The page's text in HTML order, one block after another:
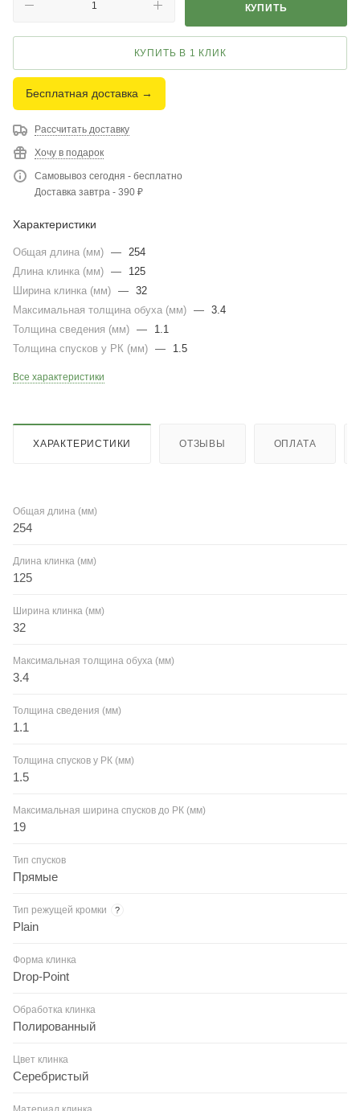
КУПИТЬ
КУПИТЬ В 1 КЛИК
Бесплатная доставка →
Рассчитать доставку
Хочу в подарок
Самовывоз сегодня - бесплатно
Доставка завтра - 390 ₽
Характеристики
Общая длина (мм) —
254
Длина клинка (мм) —
125
Ширина клинка (мм) — 32
Максимальная толщина обуха (мм) — 3.4
Толщина сведения (мм) —
1.1
Толщина спусков у РК (мм) — 1.5
Все характеристики
ХАРАКТЕРИСТИКИ ОТЗЫВЫ ОПЛАТА
Общая длина (мм)
254
Длина клинка (мм)
125
Ширина клинка (мм)
32
Максимальная толщина обуха (мм)
3.4
Толщина сведения (мм)
1.1
Толщина спусков у РК (мм)
1.5
Максимальная ширина спусков до РК (мм)
19
Тип спусков
Прямые
Тип режущей кромки ?
Plain
Форма клинка
Drop-Point
Обработка клинка
Полированный
Цвет клинка
Серебристый